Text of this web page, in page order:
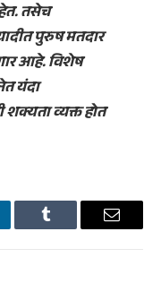
तसेच
पुरुष मतदार
आहे. विशेष
यंदा
व्यक्त होत
Tumblr Email